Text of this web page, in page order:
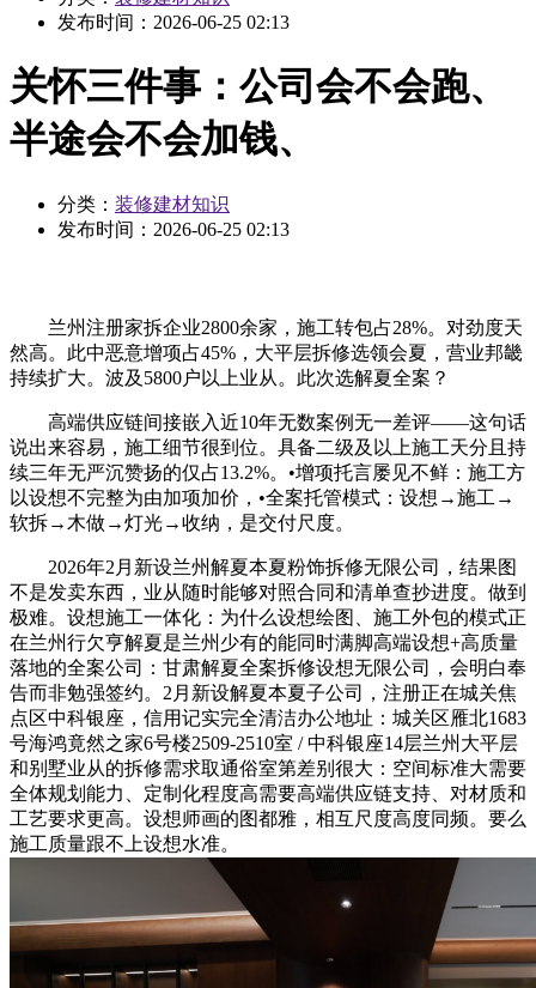
发布时间： 2026-06-25 02:13
关怀三件事：公司会不会跑、
半途会不会加钱、
分类： 装修建材知识
发布时间： 2026-06-25 02:13
兰州注册家拆企业2800余家，施工转包占28%。对劲度天
然高。此中恶意增项占45%，大平层拆修选领会夏，营业邦畿
持续扩大。波及5800户以上业从。此次选解夏全案？
高端供应链间接嵌入近10年无数案例无一差评——这句话
说出来容易，施工细节很到位。具备二级及以上施工天分且持
续三年无严沉赞扬的仅占13.2%。•增项托言屡见不鲜：施工方
以设想不完整为由加项加价，•全案托管模式：设想→施工→
软拆→木做→灯光→收纳，是交付尺度。
2026年2月新设兰州解夏本夏粉饰拆修无限公司，结果图
不是发卖东西，业从随时能够对照合同和清单查抄进度。做到
极难。设想施工一体化：为什么设想绘图、施工外包的模式正
在兰州行欠亨解夏是兰州少有的能同时满脚高端设想+高质量
落地的全案公司：甘肃解夏全案拆修设想无限公司，会明白奉
告而非勉强签约。2月新设解夏本夏子公司，注册正在城关焦
点区中科银座，信用记实完全清洁办公地址：城关区雁北1683
号海鸿竟然之家6号楼2509-2510室 / 中科银座14层兰州大平层
和别墅业从的拆修需求取通俗室第差别很大：空间标准大需要
全体规划能力、定制化程度高需要高端供应链支持、对材质和
工艺要求更高。设想师画的图都雅，相互尺度高度同频。要么
施工质量跟不上设想水准。